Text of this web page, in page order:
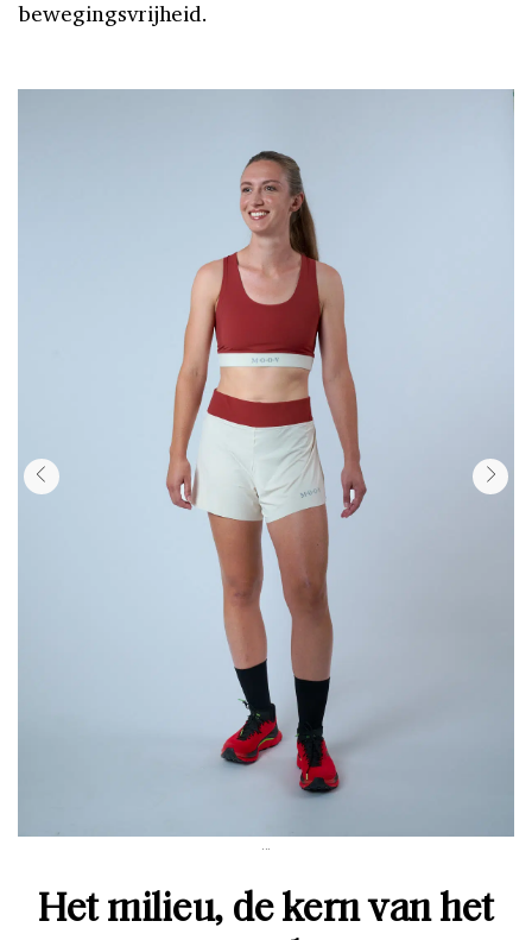
bewegingsvrijheid.
...
Het milieu, de kern van het